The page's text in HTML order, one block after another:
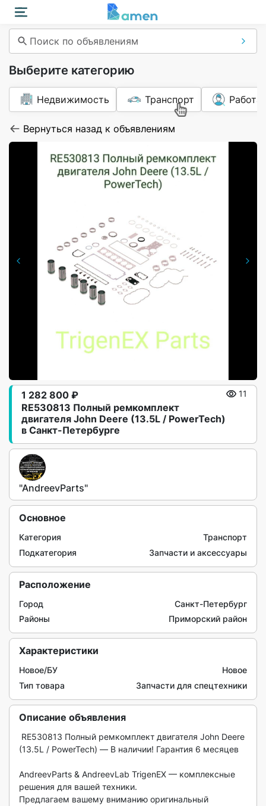
Поиск по объявлениям
Выберите категорию
Недвижимость Транспорт Работа
Вернуться назад к объявлениям
RE530813 Полный ремкомплект
двигателя John Deere (13.5L / PowerTech)
в Санкт-Петербурге
1 282 800 ₽ 11
"AndreevParts"
Основное
Категория
Транспорт
Подкатегория
Запчасти и аксессуары
Расположение
Город
Санкт-Петербург
Районы
Приморский район
Характеристики
Новое/БУ
Новое
Тип товара
Запчасти для спецтехники
Описание объявления
(13.5L / PowerTech) — В наличии! Гарантия 6 месяцев
AndreevParts & AndreevLab TrigenEX — комплексные
решения для вашей техники.
Предлагаем вашему вниманию оригинальный